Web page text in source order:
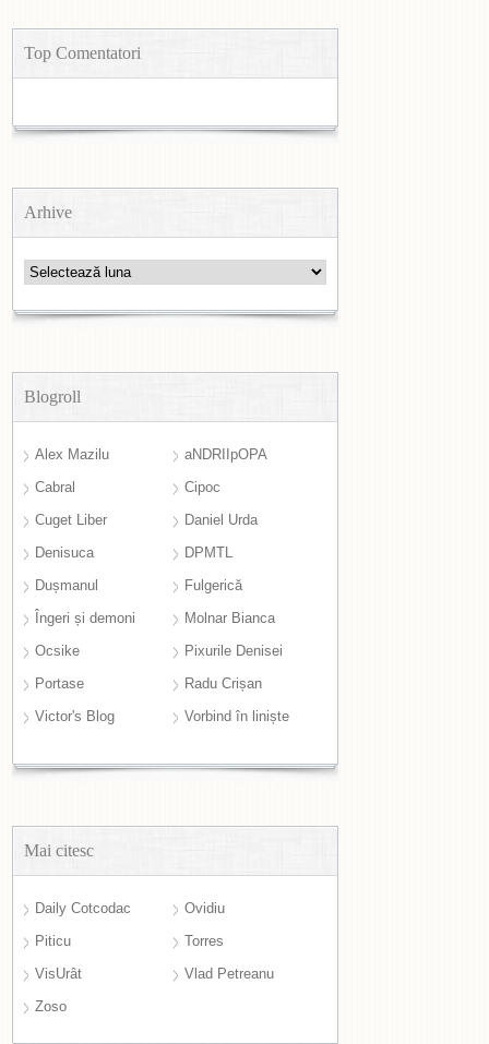
Top Comentatori
Arhive
Arhive
Blogroll
Alex Mazilu
aNDRIIpOPA
Cabral
Cipoc
Cuget Liber
Daniel Urda
Denisuca
DPMTL
Dușmanul
Fulgerică
Îngeri și demoni
Molnar Bianca
Ocsike
Pixurile Denisei
Portase
Radu Crișan
Victor's Blog
Vorbind în liniște
Mai citesc
Daily Cotcodac
Ovidiu
Piticu
Torres
VisUrât
Vlad Petreanu
Zoso